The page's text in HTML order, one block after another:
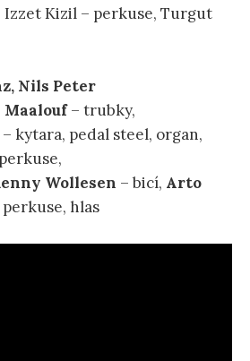
Izzet Kizil – perkuse, Turgut
Nils Peter
– trubky,
– kytara, pedal steel, organ,
Wollesen – bicí, Arto
perkuse, hlas